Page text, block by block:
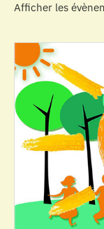
Afficher les